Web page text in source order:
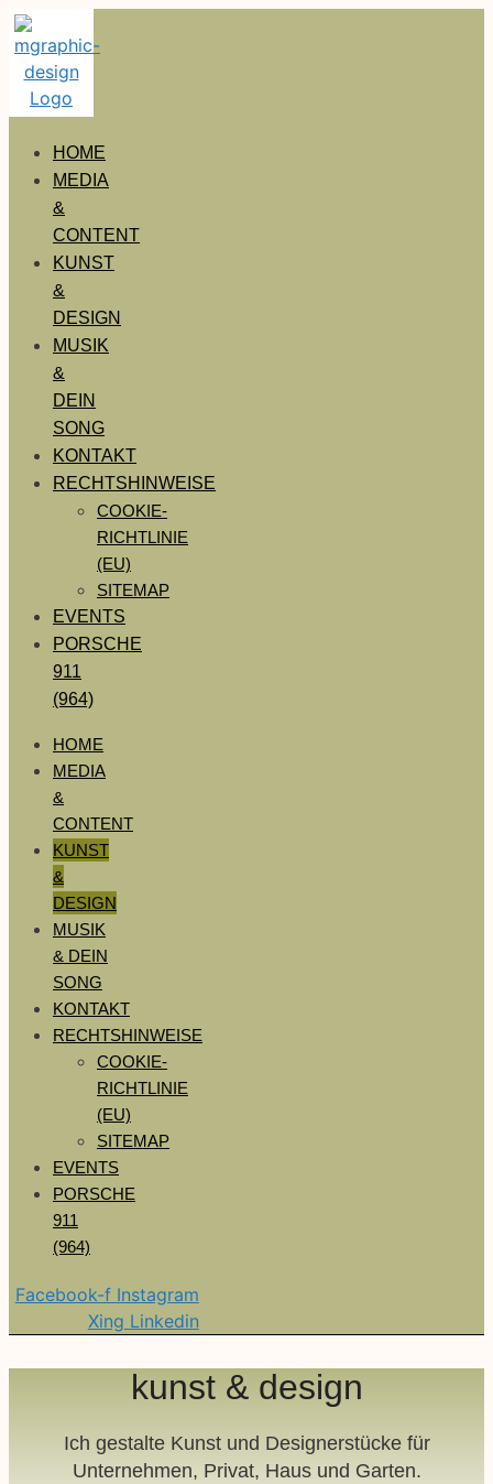
HOME
MEDIA
&
CONTENT
KUNST
&
DESIGN
MUSIK
&
DEIN
SONG
KONTAKT
RECHTSHINWEISE
COOKIE-
RICHTLINIE
(EU)
SITEMAP
EVENTS
PORSCHE
911
(964)
HOME
MEDIA
&
CONTENT
KUNST
&
DESIGN
MUSIK
& DEIN
SONG
KONTAKT
RECHTSHINWEISE
COOKIE-
RICHTLINIE
(EU)
SITEMAP
EVENTS
PORSCHE
911
(964)
Facebook-f Instagram
Xing Linkedin
kunst & design
Ich gestalte Kunst und Designerstücke für
Unternehmen, Privat, Haus und Garten.